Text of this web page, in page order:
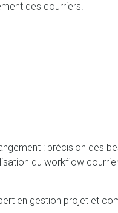
des courriers.
: précision des
du workflow
en gestion projet et